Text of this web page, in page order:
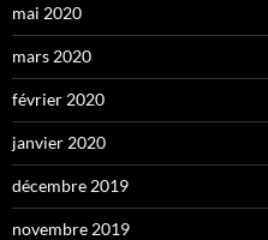
mai 2020
mars 2020
février 2020
janvier 2020
décembre 2019
novembre 2019